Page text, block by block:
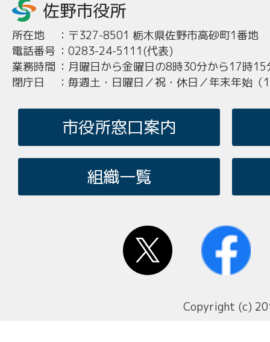
所在地 ： 〒327-8501 栃木県佐野市高砂町1番地
電話番号 ： 0283-24-5111(代表)
業務時間 ： 月曜日から金曜日の8時30分から17時15
閉庁日
： 毎週土・日曜日／祝・休日／年末年始
市役所窓口案内
組織一覧
Copyright (c)